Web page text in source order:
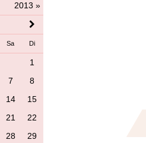
2013 »
Sa Di
1
7
8
14
15
21
22
28
29